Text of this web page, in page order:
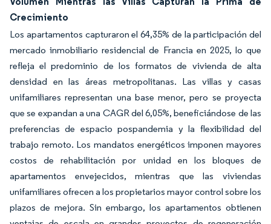
Crecimiento
Los apartamentos capturaron el 64,35% de la participación del
mercado inmobiliario residencial de Francia en 2025, lo que
refleja el predominio de los formatos de vivienda de alta
densidad en las áreas metropolitanas. Las villas y casas
unifamiliares representan una base menor, pero se proyecta
que se expandan a una CAGR del 6,05%, beneficiándose de las
preferencias de espacio pospandemia y la flexibilidad del
trabajo remoto. Los mandatos energéticos imponen mayores
costos de rehabilitación por unidad en los bloques de
apartamentos envejecidos, mientras que las viviendas
unifamiliares ofrecen a los propietarios mayor control sobre los
plazos de mejora. Sin embargo, los apartamentos obtienen